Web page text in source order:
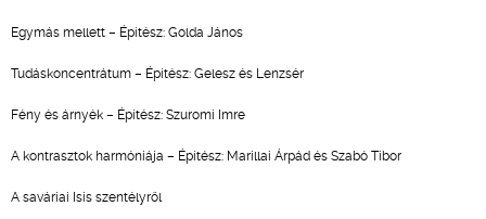
Egymás mellett – Építész: Golda János
Tudáskoncentrátum – Építész: Gelesz és Lenzsér
Fény és árnyék – Építész: Szuromi Imre
A kontrasztok harmóniája – Építész: Marillai Árpád és Szabó Tibor
A saváriai Isis szentélyről